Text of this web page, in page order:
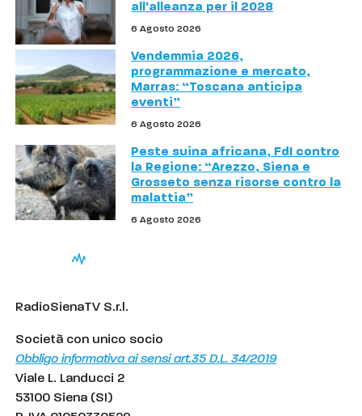
all'alleanza per il 2028
6 Agosto 2026
Vendemmia 2026,
programmazione e mercato,
Marras: “Toscana anticipa
eventi”
6 Agosto 2026
Peste suina africana, FdI contro
la Regione: “Arezzo, Siena e
Grosseto senza risorse contro la
malattia”
6 Agosto 2026
RadioSienaTV S.r.l.
Società con unico socio
Obbligo informativa ai sensi art.35 D.L. 34/2019
Viale L. Landucci 2
53100 Siena (SI)